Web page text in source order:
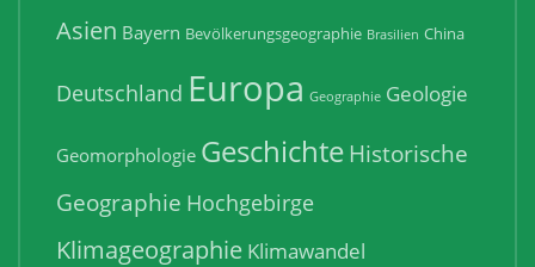
Asien Bayern Bevölkerungsgeographie Brasilien China
Deutschland Europa Geographie Geologie
Geomorphologie GeschichteHistorische
Geographie Hochgebirge
Klimageographie Klimawandel